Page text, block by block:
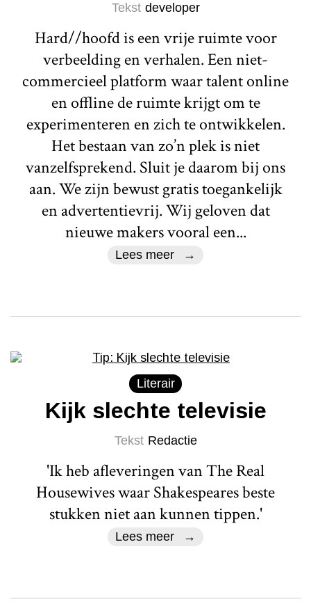
Tekst developer
Hard//hoofd is een vrije ruimte voor
verbeelding en verhalen. Een niet-
commercieel platform waar talent online
en offline de ruimte krijgt om te
experimenteren en zich te ontwikkelen.
Het bestaan van zo’n plek is niet
vanzelfsprekend. Sluit je daarom bij ons
aan. We zijn bewust gratis toegankelijk
en advertentievrij. Wij geloven dat
nieuwe makers vooral een...
Lees meer
Literair
Kijk slechte televisie
Tekst Redactie
'Ik heb afleveringen van The Real
Housewives waar Shakespeares beste
stukken niet aan kunnen tippen.'
Lees meer